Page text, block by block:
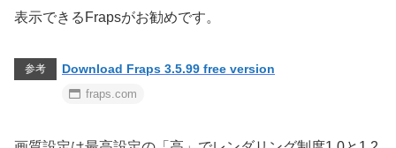
表示できるFrapsがお勧めです。
参考 Download Fraps 3.5.99 free version
fraps.com